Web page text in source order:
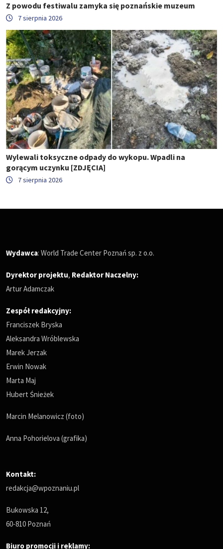
Z powodu festiwalu zamyka się poznańskie muzeum
7 sierpnia 2026
Wylewali toksyczne odpady do wykopu. Wpadli na
gorącym uczynku [ZDJĘCIA]
7 sierpnia 2026
Wydawca: World Trade Center Poznań sp. z o.o.
Dyrektor projektu, Redaktor Naczelny:
Artur Adamczak
Zespół redakcyjny:
Franciszek Bryska
Aleksandra Wróblewska
Marek Jerzak
Erwin Nowak
Marta Maj
Hubert Śnieżek
Marcin Melanowicz (foto)
Anna Pohorielova (grafika)
Kontakt:
redakcja@wpoznaniu.pl
Bukowska 12,
60-810 Poznań
Biuro promocji i reklamy: